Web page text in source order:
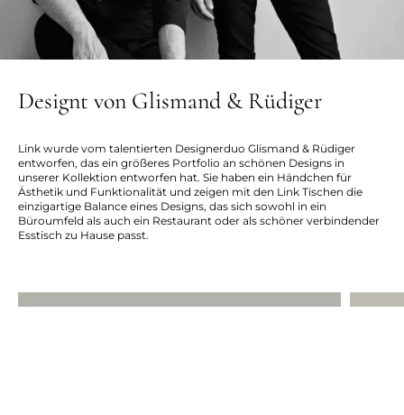
Designt von Glismand & Rüdiger
Link wurde vom talentierten Designerduo Glismand & Rüdiger
entworfen, das ein größeres Portfolio an schönen Designs in
unserer Kollektion entworfen hat. Sie haben ein Händchen für
Ästhetik und Funktionalität und zeigen mit den Link Tischen die
einzigartige Balance eines Designs, das sich sowohl in ein
Büroumfeld als auch ein Restaurant oder als schöner verbindender
Esstisch zu Hause passt.